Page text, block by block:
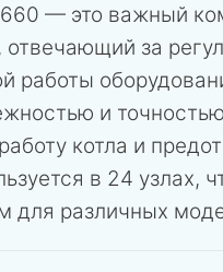
— это важный
отвечающий за
работы
и
котла и
в 24 узлах,
для различных